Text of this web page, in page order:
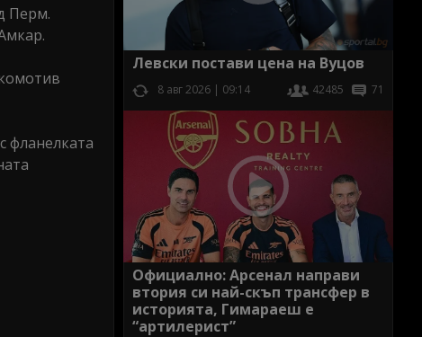
Перм.
фланелката
Левски постави цена на Вуцов
8 авг 2026 | 09:14 42485 71
Официално: Арсенал направи
втория си най-скъп трансфер в
историята, Гимараеш е
“артилерист”